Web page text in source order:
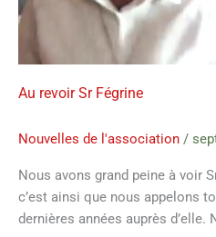
Au revoir Sr Fégrine
Nouvelles de l'association /
Nous avons grand peine à voir
c’est ainsi que nous appelons
dernières années auprès